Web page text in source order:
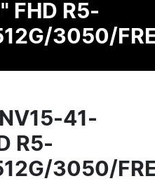
FHD R5-
3050/
41-
R5-
3050/